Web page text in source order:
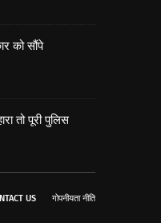
को सौंपे
तो पूरी पुलिस
US गोपनीयता नीति